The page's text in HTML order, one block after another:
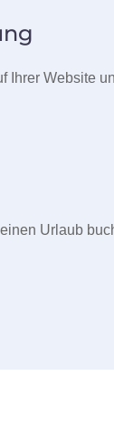
Ihrer Website
Urlaub